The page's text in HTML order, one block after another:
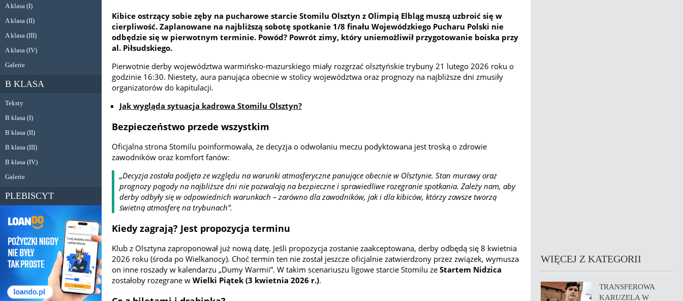
A klasa (I)
A klasa (II)
A klasa (III)
A klasa (IV)
Galerie
B KLASA
Teksty
B klasa (I)
B klasa (II)
B klasa (III)
B klasa (IV)
Galerie
PLEBISCYT
Kibice ostrzący sobie zęby na pucharowe starcie Stomilu Olsztyn z Olimpią Elbląg muszą uzbroić się w
cierpliwość. Zaplanowane na najbliższą sobotę spotkanie 1/8 finału Wojewódzkiego Pucharu Polski nie
odbędzie się w pierwotnym terminie. Powód? Powrót zimy, który uniemożliwił przygotowanie boiska przy
al. Piłsudskiego.
Pierwotnie derby województwa warmińsko-mazurskiego miały rozgrzać olsztyńskie trybuny 21 lutego 2026 roku o
godzinie 16:30. Niestety, aura panująca obecnie w stolicy województwa oraz prognozy na najbliższe dni zmusiły
organizatorów do kapitulacji.
Jak wygląda sytuacja kadrowa Stomilu Olsztyn?
Bezpieczeństwo przede wszystkim
Oficjalna strona Stomilu poinformowała, że decyzja o odwołaniu meczu podyktowana jest troską o zdrowie
zawodników oraz komfort fanów:
„Decyzja została podjęta ze względu na warunki atmosferyczne panujące obecnie w Olsztynie. Stan murawy oraz
prognozy pogody na najbliższe dni nie pozwalają na bezpieczne i sprawiedliwe rozegranie spotkania. Zależy nam, aby
derby odbyły się w odpowiednich warunkach – zarówno dla zawodników, jak i dla kibiców, którzy zawsze tworzą
świetną atmosferę na trybunach”.
Kiedy zagrają? Jest propozycja terminu
Klub z Olsztyna zaproponował już nową datę. Jeśli propozycja zostanie zaakceptowana, derby odbędą się 8 kwietnia
2026 roku (środa po Wielkanocy). Choć termin ten nie został jeszcze oficjalnie zatwierdzony przez związek, wymusza
on inne roszady w kalendarzu „Dumy Warmii”. W takim scenariuszu ligowe starcie Stomilu ze Startem Nidzica
zostałoby rozegrane w Wielki Piątek (3 kwietnia 2026 r.).
WIĘCEJ Z KATEGORII
TRANSFEROWA
KARUZELA W